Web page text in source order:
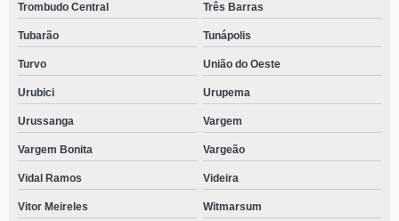
Trombudo Central Três Barras
Tubarão Tunápolis
Turvo União do Oeste
Urubici Urupema
Urussanga Vargem
Vargem Bonita Vargeão
Vidal Ramos Videira
Vitor Meireles Witmarsum